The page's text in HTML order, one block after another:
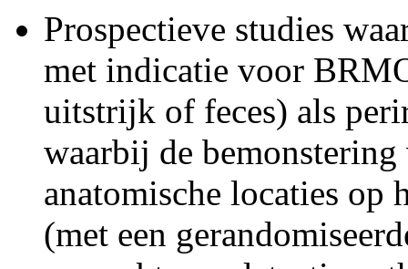
Prospectieve studies
met indicatie voor
uitstrijk of feces) als
waarbij de
anatomische locaties op
(met een